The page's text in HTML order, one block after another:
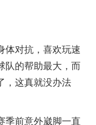
体对抗，喜欢玩速
队的帮助最大，而
，这真就没办法
季前意外崴脚一直